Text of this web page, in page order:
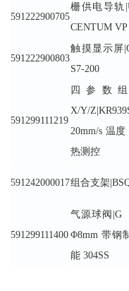
591222900705
栅供电导轨
CENTUM VP
591222900803
触摸显示屏
S7-200
591299111219
四参数
X/Y/
20mm/s 温
热测控
591242000017组合支架
591299111400
气源球阀|G
Φ8mm 带钢
能 304SS